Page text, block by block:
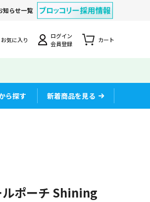
知らせ一覧
お気に入り
ログイン
会員登録
カート
ら探す 新着商品を見る
ポーチ Shining